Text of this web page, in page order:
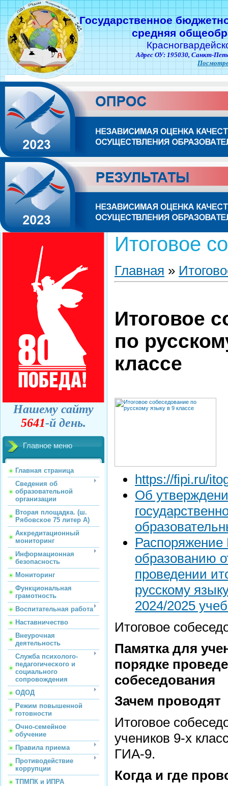
Государственное
средняя
Адрес ОУ: 195030, Санкт-
Нашему сайту
5641-й день.
Главное меню
Главная страница
Сведения об
образовательной
организации
Вторая площадка. (ш.
Рябовское 75 литер А)
Аккредитационный
мониторинг
Информационная
безопасность
Мониторинг
Функциональная
грамотность
Воспитательная работа
Наставничество
Внеурочная
деятельность
Служба психолого-
педагогического и
социального
сопровождения
ОДОД
Режим повышенной
готовности
Очно-семейное
обучение
Правила приема
Противодействие
коррупции
ТПМПК и ИПРА
Итоговое
Главная »
Итоговое
по
классе
https://fipi.ru/
Об
Распоряжение
образованию
проведении
русскому
2024/2025
Итоговое
Памятка для
порядке
собеседования
Зачем проводят
Итоговое
учеников 9-х
ГИА-9.
Когда и где